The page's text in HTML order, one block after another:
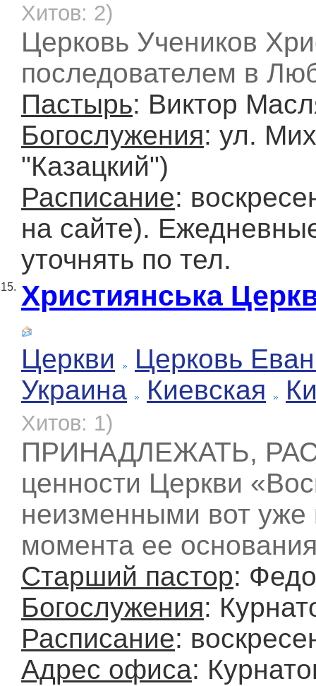
Хитов: 2)
Церковь Учеников
последователем в
Пастырь: Виктор
Богослужения: ул.
"Казацкий")
Расписание:
на сайте).
уточнять по тел.
15. Християнська
Церкви
Церковь
Украина
Киевская
Хитов: 1)
ПРИНАДЛЕЖАТЬ,
ценности Церкви
неизменными вот уже
момента ее
Старший пастор:
Богослужения:
Расписание:
Адрес офиса: